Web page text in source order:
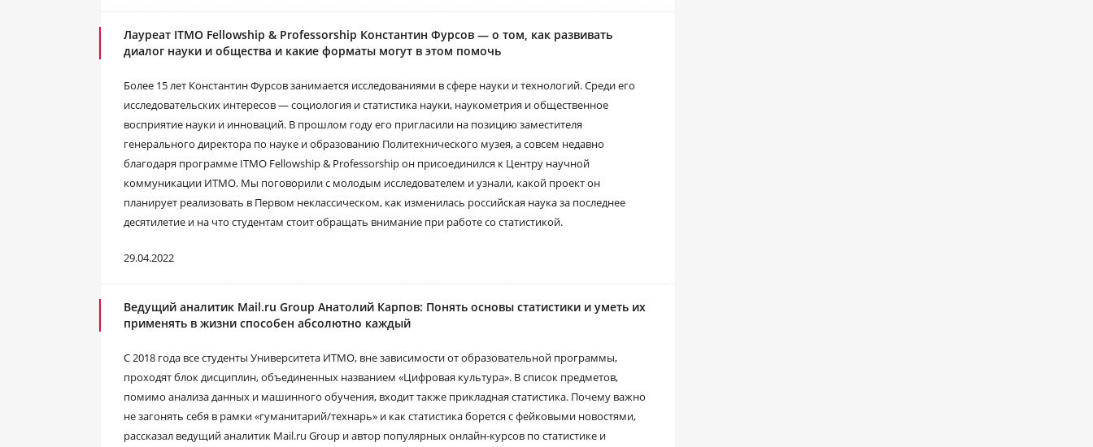
Лауреат ITMO Fellowship & Professorship Константин Фурсов — о том, как развивать
диалог науки и общества и какие форматы могут в этом помочь
Более 15 лет Константин Фурсов занимается исследованиями в сфере науки и технологий. Среди его
исследовательских интересов ― социология и статистика науки, наукометрия и общественное
восприятие науки и инноваций. В прошлом году его пригласили на позицию заместителя
генерального директора по науке и образованию Политехнического музея, а совсем недавно
благодаря программе ITMO Fellowship & Professorship он присоединился к Центру научной
коммуникации ИТМО. Мы поговорили с молодым исследователем и узнали, какой проект он
планирует реализовать в Первом неклассическом, как изменилась российская наука за последнее
десятилетие и на что студентам стоит обращать внимание при работе со статистикой.
29.04.2022
Ведущий аналитик Mail.ru Group Анатолий Карпов: Понять основы статистики и уметь их
применять в жизни способен абсолютно каждый
С 2018 года все студенты Университета ИТМО, вне зависимости от образовательной программы,
проходят блок дисциплин, объединенных названием «Цифровая культура». В список предметов,
помимо анализа данных и машинного обучения, входит также прикладная статистика. Почему важно
не загонять себя в рамки «гуманитарий/технарь» и как статистика борется с фейковыми новостями,
рассказал ведущий аналитик Mail.ru Group и автор популярных онлайн-курсов по статистике и